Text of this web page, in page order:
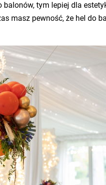
tym lepiej dla
masz pewność, że hel do